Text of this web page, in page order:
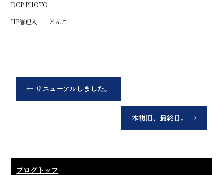
DCP PHOTO
HP管理人 とんこ
← リニューアルしました。
本復旧、最終日。 →
ブログトップ